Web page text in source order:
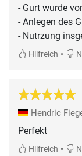
- Gurt wurde
- Anlegen des
- Nutrzung
Hilfreich •
Hendric
Perfekt
Hilfreich •